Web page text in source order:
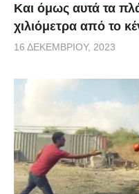
Και όμως αυτά τα
χιλιόμετρα από το
16 ΔΕΚΕΜΒΡΊΟΥ, 2023